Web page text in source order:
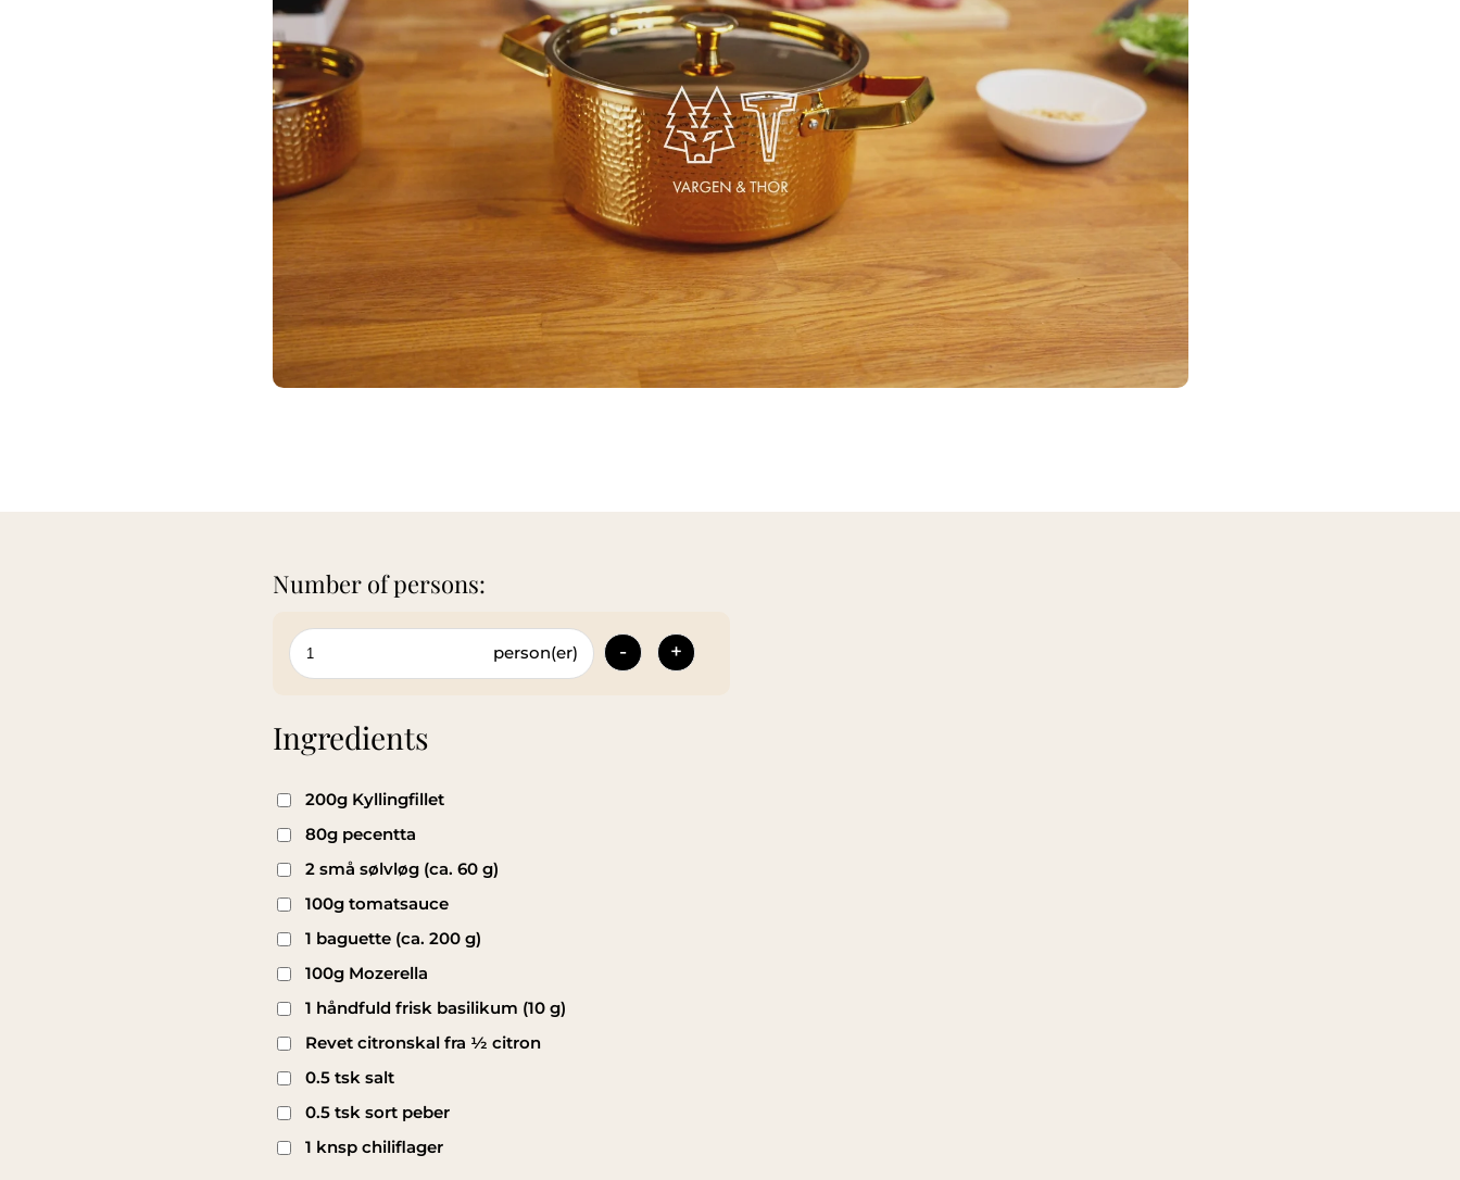
Number of persons:
person(er) - +
Ingredients
200g Kyllingfillet
80g pecentta
2 små sølvløg (ca. 60 g)
100g tomatsauce
1 baguette (ca. 200 g)
100g Mozerella
1 håndfuld frisk basilikum (10 g)
Revet citronskal fra ½ citron
0.5 tsk salt
0.5 tsk sort peber
1 knsp chiliflager